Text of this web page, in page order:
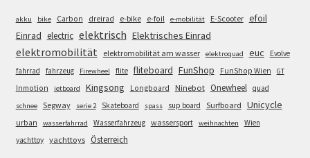
akku bike Carbon dreirad e-bike e-foil e-mobilität E-Scooter efoil
Einrad electric elektrisch Elektrisches Einrad
elektromobilität elektromobilität am wasser elektroquad euc
Evolve
fahrrad
fahrzeug Firewheel flite fliteboard FunShop FunShop Wien GT
Inmotion jetboard Kingsong Longboard Ninebot Onewheel quad
schnee Segway serie 2 Skateboard spass sup board Surfboard Unicycle
urban wasserfahrrad Wasserfahrzeug wassersport weihnachten
Wien
yachttoy yachttoys Österreich